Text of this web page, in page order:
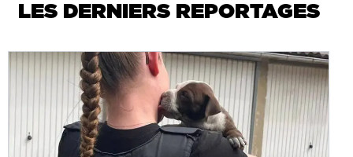
LES DERNIERS REPORTAGES